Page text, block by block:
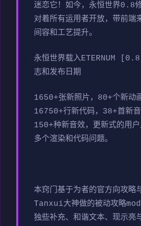
迷恋它！如今，永恒世界0.8
对着所有运用者开放，带前端
间容和工艺提升。
永恒世界载入ETERNUM
志和发布日期
1650+张新照片，80+个新动
16750+行新代码，38+首新音
150+种新音效，更新式的用
多个渲染和代码问题。
本窍门基于为者的官方向攻略
Tanxui大神做的被动攻略
独些补充、和谐文本、现示亮